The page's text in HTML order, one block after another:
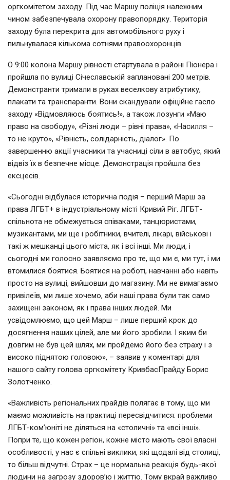
оргкомітетом заходу. Під час Маршу поліція належним
чином забезпечувала охорону правопорядку. Територія
заходу була перекрита для автомобільного руху і
пильнувалася кількома сотнями правоохоронців.
О 9:00 колона Маршу рівності стартувала в районі Піонера і
пройшла по вулиці Січеславській заплановані 200 метрів.
Демонстранти тримали в руках веселкову атрибутику,
плакати та транспаранти. Вони скандували офіційне гасло
заходу «Відмовляюсь боятись!», а також лозунги «Маю
право на свободу», «Різні люди – рівні права», «Насилля –
то не круто», «Рівність, солідарність, діалог». По
завершенню акції учасники та учасниці сіли в автобус, який
відвіз їх в безпечне місце. Демонстрація пройшла без
ексцесів.
«Сьогодні відбулася історична подія – перший Марш за
права ЛГБТ+ в індустріальному місті Кривий Ріг. ЛГБТ-
спільнота не обмежується співаками, танцюристами,
музикантами, ми ще і робітники, вчителі, лікарі, військові і
такі ж мешканці цього міста, як і всі інші. Ми люди, і
сьогодні ми голосно заявляємо про те, що ми є, ми тут, і ми
втомилися боятися. Боятися на роботі, навчанні або навіть
просто на вулиці, вийшовши до магазину. Ми не вимагаємо
привілеїв, ми лише хочемо, аби наші права були так само
захищені законом, як і права інших людей. Ми
усвідомлюємо, що цей Марш – лише перший крок до
досягнення наших цілей, але ми його зробили. І яким би
довгим не був цей шлях, ми пройдемо його без страху і з
високо піднятою головою», – заявив у коментарі для
нашого сайту голова оргкомітету КривбасПрайду Борис
Золотченко.
«Важливість регіональних прайдів полягає в тому, що ми
маємо можливість на практиці пересвідчитися: проблеми
ЛГБТ-ком’юніті не діляться на «столичні» та «всі інші».
Попри те, що кожен регіон, кожне місто мають свої власні
особливості, у нас є спільні виклики, які щодалі від столиці,
то більш відчутні. Страх – це нормальна реакція будь-якої
людини на загрозу здоров’ю і життю. Тому вкрай важливо